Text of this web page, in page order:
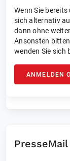
Wenn Sie
sich alternativ
dann ohne
Ansonsten
wenden Sie sich
ANMELDEN